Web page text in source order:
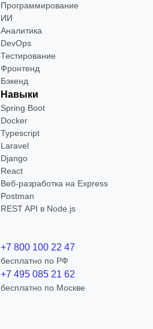
Программирование
ИИ
Аналитика
DevOps
Тестирование
Фронтенд
Бэкенд
Навыки
Spring Boot
Docker
Typescript
Laravel
Django
React
Веб-разработка на Express
Postman
REST API в Node.js
+7 800 100 22 47
бесплатно по РФ
+7 495 085 21 62
бесплатно по Москве